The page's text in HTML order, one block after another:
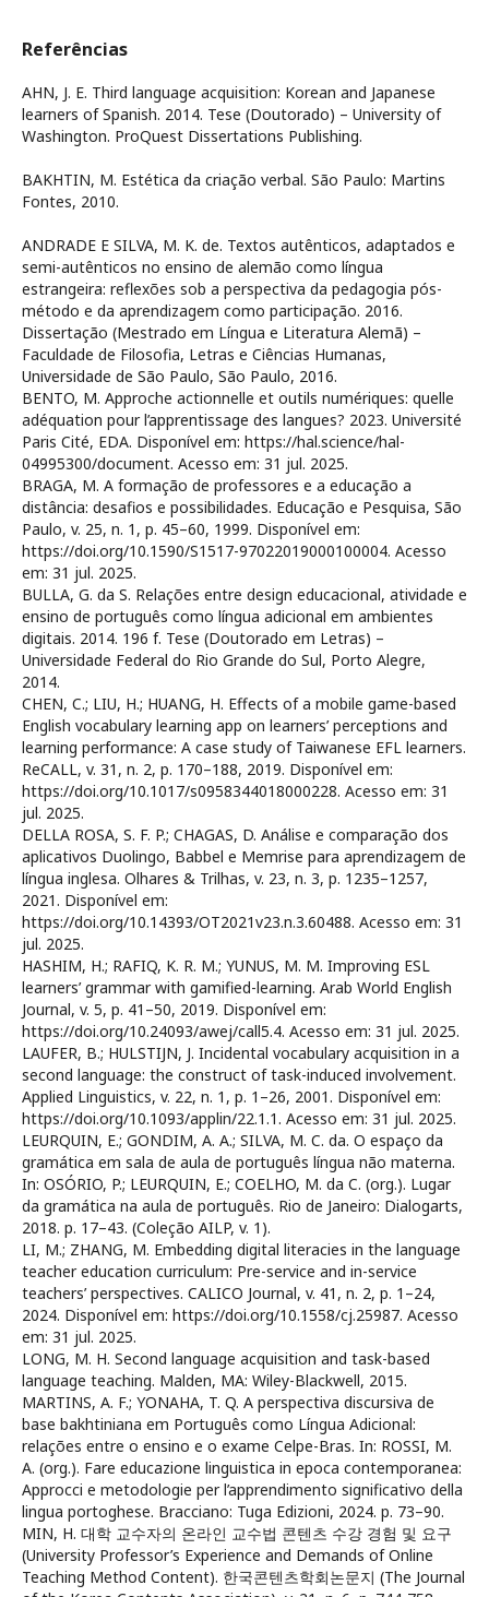
Referências
AHN, J. E. Third language acquisition: Korean and Japanese
learners of Spanish. 2014. Tese (Doutorado) – University of
Washington. ProQuest Dissertations Publishing.
BAKHTIN, M. Estética da criação verbal. São Paulo: Martins
Fontes, 2010.
ANDRADE E SILVA, M. K. de. Textos autênticos, adaptados e
semi-autênticos no ensino de alemão como língua
estrangeira: reflexões sob a perspectiva da pedagogia pós-
método e da aprendizagem como participação. 2016.
Dissertação (Mestrado em Língua e Literatura Alemã) –
Faculdade de Filosofia, Letras e Ciências Humanas,
Universidade de São Paulo, São Paulo, 2016.
BENTO, M. Approche actionnelle et outils numériques: quelle
adéquation pour l’apprentissage des langues? 2023. Université
Paris Cité, EDA. Disponível em: https://hal.science/hal-
04995300/document. Acesso em: 31 jul. 2025.
BRAGA, M. A formação de professores e a educação a
distância: desafios e possibilidades. Educação e Pesquisa, São
Paulo, v. 25, n. 1, p. 45–60, 1999. Disponível em:
https://doi.org/10.1590/S1517-97022019000100004. Acesso
em: 31 jul. 2025.
BULLA, G. da S. Relações entre design educacional, atividade e
ensino de português como língua adicional em ambientes
digitais. 2014. 196 f. Tese (Doutorado em Letras) –
Universidade Federal do Rio Grande do Sul, Porto Alegre,
2014.
CHEN, C.; LIU, H.; HUANG, H. Effects of a mobile game-based
English vocabulary learning app on learners’ perceptions and
learning performance: A case study of Taiwanese EFL learners.
ReCALL, v. 31, n. 2, p. 170–188, 2019. Disponível em:
https://doi.org/10.1017/s0958344018000228. Acesso em: 31
jul. 2025.
DELLA ROSA, S. F. P.; CHAGAS, D. Análise e comparação dos
aplicativos Duolingo, Babbel e Memrise para aprendizagem de
língua inglesa. Olhares & Trilhas, v. 23, n. 3, p. 1235–1257,
2021. Disponível em:
https://doi.org/10.14393/OT2021v23.n.3.60488. Acesso em: 31
jul. 2025.
HASHIM, H.; RAFIQ, K. R. M.; YUNUS, M. M. Improving ESL
learners’ grammar with gamified-learning. Arab World English
Journal, v. 5, p. 41–50, 2019. Disponível em:
https://doi.org/10.24093/awej/call5.4. Acesso em: 31 jul. 2025.
LAUFER, B.; HULSTIJN, J. Incidental vocabulary acquisition in a
second language: the construct of task-induced involvement.
Applied Linguistics, v. 22, n. 1, p. 1–26, 2001. Disponível em:
https://doi.org/10.1093/applin/22.1.1. Acesso em: 31 jul. 2025.
LEURQUIN, E.; GONDIM, A. A.; SILVA, M. C. da. O espaço da
gramática em sala de aula de português língua não materna.
In: OSÓRIO, P.; LEURQUIN, E.; COELHO, M. da C. (org.). Lugar
da gramática na aula de português. Rio de Janeiro: Dialogarts,
2018. p. 17–43. (Coleção AILP, v. 1).
LI, M.; ZHANG, M. Embedding digital literacies in the language
teacher education curriculum: Pre-service and in-service
teachers’ perspectives. CALICO Journal, v. 41, n. 2, p. 1–24,
2024. Disponível em: https://doi.org/10.1558/cj.25987. Acesso
em: 31 jul. 2025.
LONG, M. H. Second language acquisition and task-based
language teaching. Malden, MA: Wiley-Blackwell, 2015.
MARTINS, A. F.; YONAHA, T. Q. A perspectiva discursiva de
base bakhtiniana em Português como Língua Adicional:
relações entre o ensino e o exame Celpe-Bras. In: ROSSI, M.
A. (org.). Fare educazione linguistica in epoca contemporanea:
Approcci e metodologie per l’apprendimento significativo della
lingua portoghese. Bracciano: Tuga Edizioni, 2024. p. 73–90.
MIN, H. 대학 교수자의 온라인 교수법 콘텐츠 수강 경험 및 요구
(University Professor’s Experience and Demands of Online
Teaching Method Content). 한국콘텐츠학회논문지 (The Journal